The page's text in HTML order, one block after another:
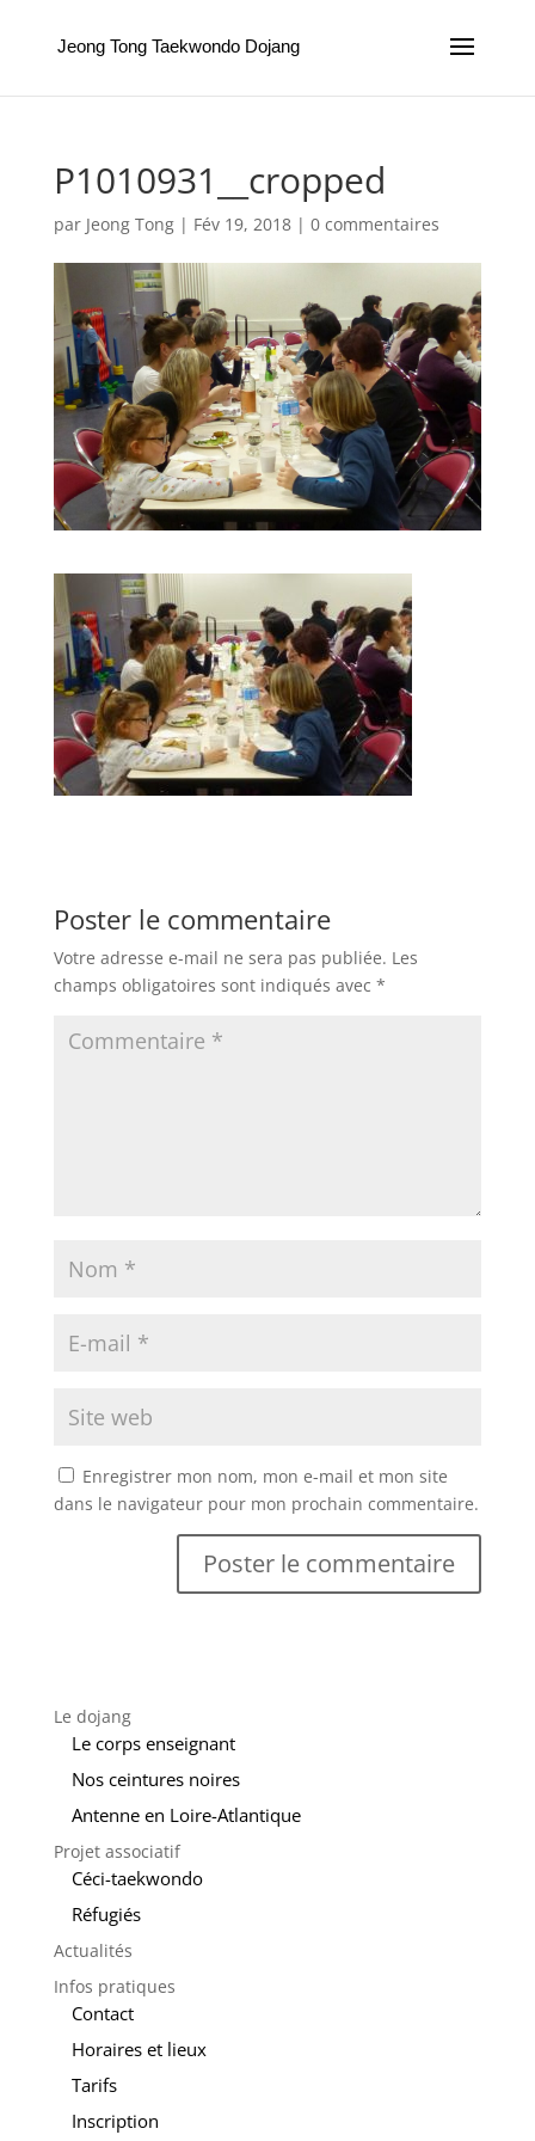
Jeong Tong Taekwondo Dojang
P1010931__cropped
par Jeong Tong| Fév 19, 2018| 0 commentaires
Poster le commentaire
Votre adresse e-mail ne sera pas publiée. Les
champs obligatoires sont indiqués avec *
Enregistrer mon nom, mon e-mail et mon site
dans le navigateur pour mon prochain commentaire.
Le dojang
Le corps enseignant
Nos ceintures noires
Antenne en Loire-Atlantique
Projet associatif
Céci-taekwondo
Réfugiés
Actualités
Infos pratiques
Contact
Horaires et lieux
Tarifs
Inscription